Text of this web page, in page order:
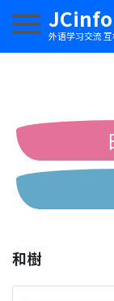
外语学习交流
切换导航
和樹